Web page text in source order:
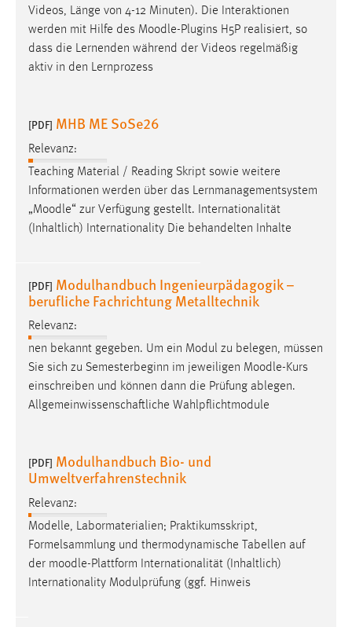
Videos, Länge von 4-12 Minuten). Die Interaktionen
werden mit Hilfe des Moodle-Plugins H5P realisiert, so
dass die Lernenden während der Videos regelmäßig
aktiv in den Lernprozess
[PDF] MHB ME SoSe26
Relevanz:
Teaching Material / Reading Skript sowie weitere
Informationen werden über das Lernmanagementsystem
„Moodle“ zur Verfügung gestellt. Internationalität
(Inhaltlich) Internationality Die behandelten Inhalte
[PDF] Modulhandbuch Ingenieurpädagogik –
berufliche Fachrichtung Metalltechnik
Relevanz:
nen bekannt gegeben. Um ein Modul zu belegen, müssen
Sie sich zu Semesterbeginn im jeweiligen Moodle-Kurs
einschreiben und können dann die Prüfung ablegen.
Allgemeinwissenschaftliche Wahlpflichtmodule
[PDF] Modulhandbuch Bio- und
Umweltverfahrenstechnik
Relevanz:
Modelle, Labormaterialien; Praktikumsskript,
Formelsammlung und thermodynamische Tabellen auf
der moodle-Plattform Internationalität (Inhaltlich)
Internationality Modulprüfung (ggf. Hinweis